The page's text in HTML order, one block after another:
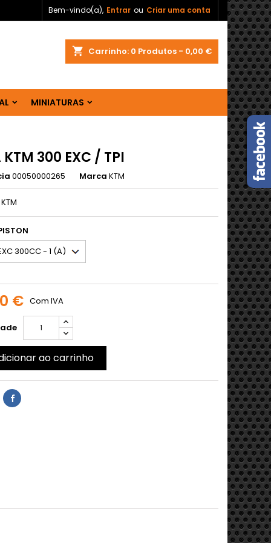
Bem-vindo(a), Entrar ou Criar uma conta
shopping_cart Carrinho: 0 Produtos - 0,00 €
MINIATURAS
KTM 300 EXC / TPI
00050000265 Marca KTM
€ Com IVA
ao carrinho